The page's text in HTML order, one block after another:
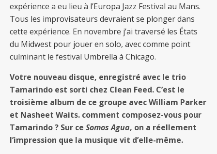
expérience a eu lieu à l’Europa Jazz Festival au Mans.
Tous les improvisateurs devraient se plonger dans
cette expérience. En novembre j’ai traversé les États
du Midwest pour jouer en solo, avec comme point
culminant le festival Umbrella à Chicago.
Votre nouveau disque, enregistré avec le trio
Tamarindo est sorti chez Clean Feed. C’est le
troisième album de ce groupe avec William Parker
et Nasheet Waits. comment composez-vous pour
Tamarindo ? Sur ce Somos Agua, on a réellement
l’impression que la musique vit d’elle-même.